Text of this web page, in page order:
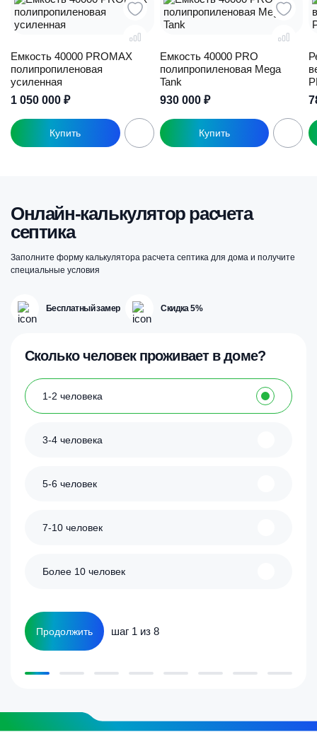
Емкость 40000 PROMAX
полипропиленовая
усиленная
1 050 000 ₽
Емкость 40000 PRO
полипропиленовая Mega
Tank
930 000 ₽
Онлайн-калькулятор расчета
септика
Заполните форму калькулятора расчета септика для дома и получите
специальные условия
Бесплатный замер Скидка 5%
Сколько человек проживает в доме?
1-2 человека
3-4 человека
5-6 человек
7-10 человек
Более 10 человек
Продолжить шаг 1 из 8